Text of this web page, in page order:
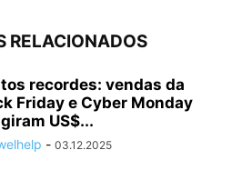
RELACIONADOS
recordes: vendas da
Friday e Cyber Monday
US$...
- 03.12.2025